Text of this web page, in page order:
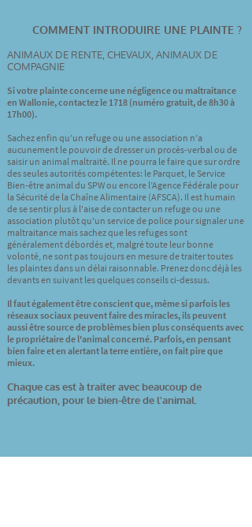
COMMENT INTRODUIRE UNE PLAINTE ?
ANIMAUX DE RENTE, CHEVAUX, ANIMAUX DE
COMPAGNIE
Si votre plainte concerne une négligence ou maltraitance
en Wallonie, contactez le 1718 (numéro gratuit, de 8h30 à
17h00).
Sachez enfin qu’un refuge ou une association n’a
aucunement le pouvoir de dresser un procès-verbal ou de
saisir un animal maltraité. Il ne pourra le faire que sur ordre
des seules autorités compétentes: le Parquet, le Service
Bien-être animal du SPW ou encore l’Agence Fédérale pour
la Sécurité de la Chaîne Alimentaire (AFSCA). Il est humain
de se sentir plus à l'aise de contacter un refuge ou une
association plutôt qu'un service de police pour signaler une
maltraitance mais sachez que les refuges sont
généralement débordés et, malgré toute leur bonne
volonté, ne sont pas toujours en mesure de traiter toutes
les plaintes dans un délai raisonnable. Prenez donc déjà les
devants en suivant les quelques conseils ci-dessus.
Il faut également être conscient que, même si parfois les
réseaux sociaux peuvent faire des miracles, ils peuvent
aussi être source de problèmes bien plus conséquents avec
le propriétaire de l'animal concerné. Parfois, en pensant
bien faire et en alertant la terre entière, on fait pire que
mieux.
Chaque cas est à traiter avec beaucoup de
précaution, pour le bien-être de l'animal.